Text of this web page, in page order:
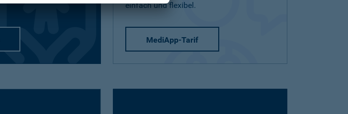
einfach und flexibel.
MediApp-Tarif